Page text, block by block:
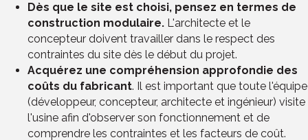
Dès que le site est choisi, pensez en termes de
construction modulaire. L'architecte et le
concepteur doivent travailler dans le respect des
contraintes du site dès le début du projet.
Acquérez une compréhension approfondie des
coûts du fabricant. Il est important que toute l'équipe
(développeur, concepteur, architecte et ingénieur) visite
l'usine afin d'observer son fonctionnement et de
comprendre les contraintes et les facteurs de coût.